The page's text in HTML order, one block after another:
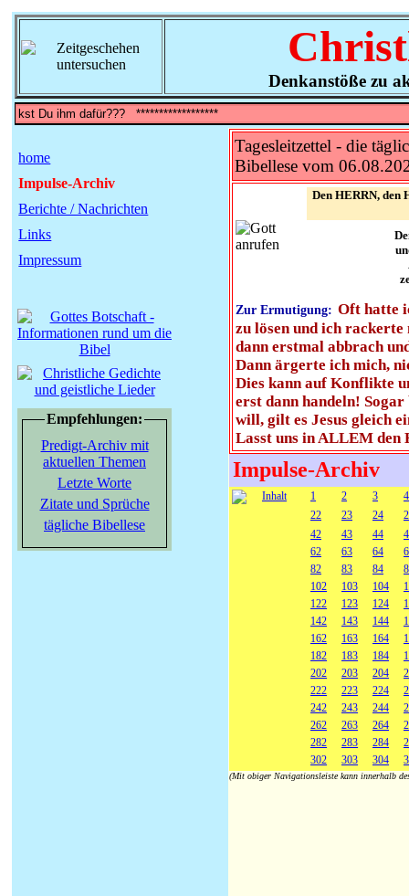
Denkanstöße zu
home
Impulse-Archiv
Berichte / Nachrichten
Links
Impressum
Empfehlungen:
Predigt-Archiv mit
aktuellen Themen
Letzte Worte
Zitate und Sprüche
tägliche Bibellese
Tagesleitzettel - die
Bibellese vom
Den HERRN, den
Zur Ermutigung: Oft hatte
zu lösen und ich
dann erstmal abbrach
Dann ärgerte ich mich,
Dies kann auf Konflikte
erst dann handeln!
will, gilt es Jesus gleich
Lasst uns in ALLEM den
Impulse-Archiv
Inhalt 1 2 3
4
22
23 24
42
43 44
62
63 64
82
83 84
102
103 104
122
123 124
142
143 144
162
163 164
182
183 184
202
203 204
222
223 224
242
243 244
262
263 264
282
283 284
302
303 304
(Mit obiger Navigationsleiste kann innerhalb